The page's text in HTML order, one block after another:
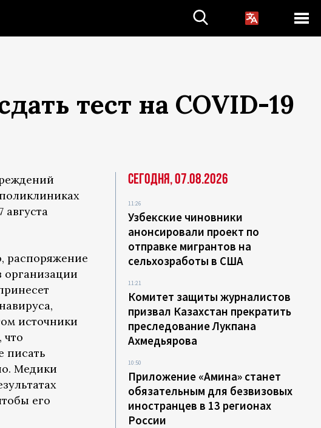
тест на COVID-19
августа
распоряжение
организации
источники
что
писать
Медики
его
Сегодня, 07.08.2026
11:26
Узбекские чиновники
анонсировали проект по
отправке мигрантов на
сельхозработы в США
11:21
Комитет защиты журналистов
призвал Казахстан прекратить
преследование Лукпана
Ахмедьярова
10:50
Приложение «Амина» станет
обязательным для безвизовых
иностранцев в 13 регионах
России